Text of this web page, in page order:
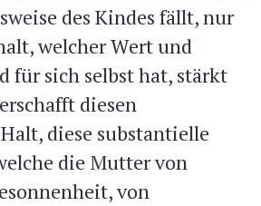
des Kindes fällt, nur
welcher Wert und
für sich selbst hat, stärkt
diesen
diese substantielle
die Mutter von
von